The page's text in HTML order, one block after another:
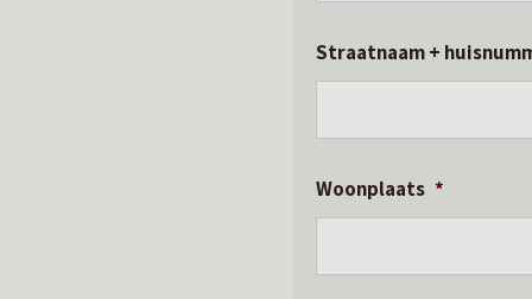
Straatnaam +
Woonplaats *